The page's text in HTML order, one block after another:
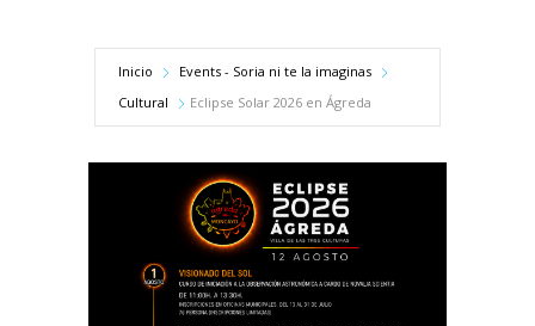
Inicio
Events - Soria ni te la imaginas
Cultural
Eclipse Solar 2026 en Ágreda